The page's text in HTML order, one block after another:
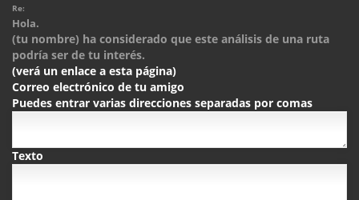
Re:
Hola.
(tu nombre) ha considerado que este análisis de una ruta
podría ser de tu interés.
(verá un enlace a esta página)
Correo electrónico de tu amigo
Puedes entrar varias direcciones separadas por comas
Texto